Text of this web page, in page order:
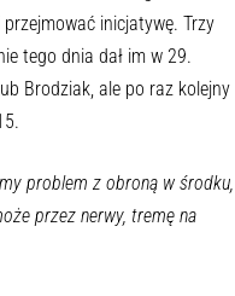
inicjatywę. Trzy
tego dnia dał im w 29.
Brodziak, ale po raz kolejny
problem z obroną w środku,
przez nerwy, tremę na